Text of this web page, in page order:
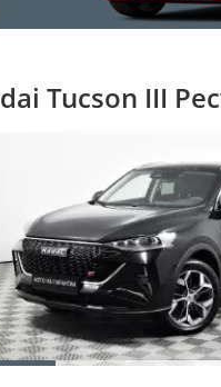
Tucson III